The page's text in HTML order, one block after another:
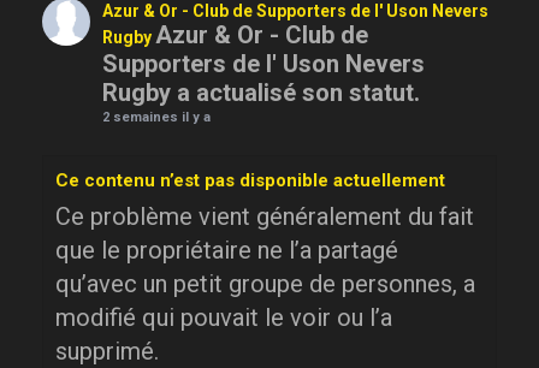
Azur & Or - Club de Supporters de l' Uson Nevers
RugbyAzur & Or - Club de
Supporters de l' Uson Nevers
Rugby a actualisé son statut.
2 semaines il y a
Ce contenu n’est pas disponible actuellement
Ce problème vient généralement du fait
que le propriétaire ne l’a partagé
qu’avec un petit groupe de personnes, a
modifié qui pouvait le voir ou l’a
supprimé.